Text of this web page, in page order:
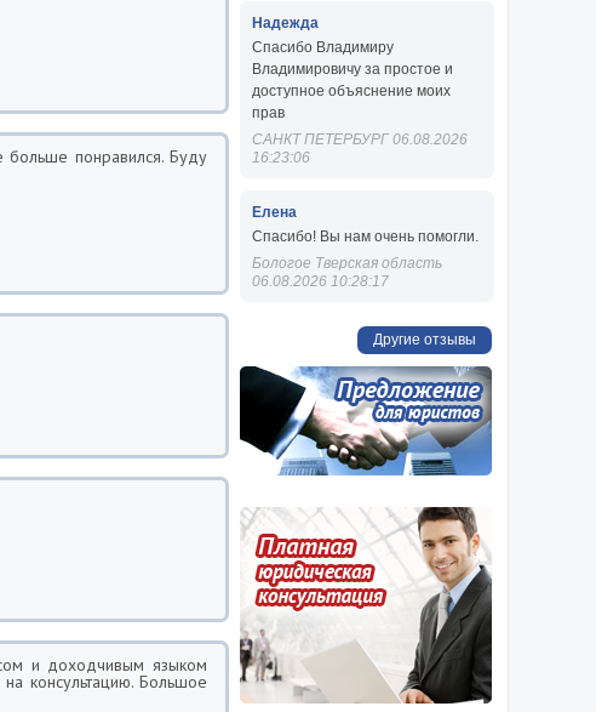
понравился. Буду
и доходчивым языком
консультацию. Большое
Надежда
Спасибо Владимиру
Владимировичу за простое и
доступное объяснение моих
прав
САНКТ ПЕТЕРБУРГ 06.08.2026
16:23:06
Елена
Спасибо! Вы нам очень помогли.
Бологое Тверская область
06.08.2026 10:28:17
Другие отзывы